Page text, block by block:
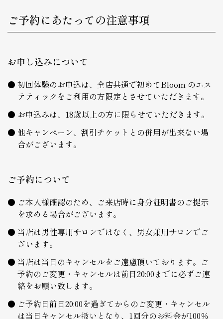
ご予約にあたっての注意事項
お申し込みについて
初回体験のお申込は、全店共通で初めてBloom のエス
テティックをご利用の方限定とさせていただきます。
お申込みは、18歳以上の方に限らせていただきます。
他キャンペーン、割引チケットとの併用が出来ない場
合がございます。
ご予約について
ご本人様確認のため、ご来店時に身分証明書のご提示
を求める場合がございます。
当店は男性専用サロンではなく、男女兼用サロンでご
ざいます。
当店は当日のキャンセルをご遠慮頂いております。ご
予約のご変更・キャンセルは前日20:00までに必ずご連
絡をお願い致します。
ご予約日前日20:00を過ぎてからのご変更・キャンセル
は当日キャンセル扱いとなり、1回分のお料金が100％